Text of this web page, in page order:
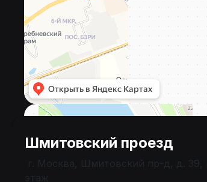
Шмитовский проезд